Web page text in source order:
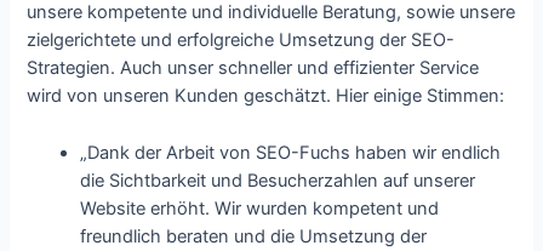
unsere kompetente und individuelle Beratung, sowie unsere
zielgerichtete und erfolgreiche Umsetzung der SEO-
Strategien. Auch unser schneller und effizienter Service
wird von unseren Kunden geschätzt. Hier einige Stimmen:
„Dank der Arbeit von SEO-Fuchs haben wir endlich
die Sichtbarkeit und Besucherzahlen auf unserer
Website erhöht. Wir wurden kompetent und
freundlich beraten und die Umsetzung der